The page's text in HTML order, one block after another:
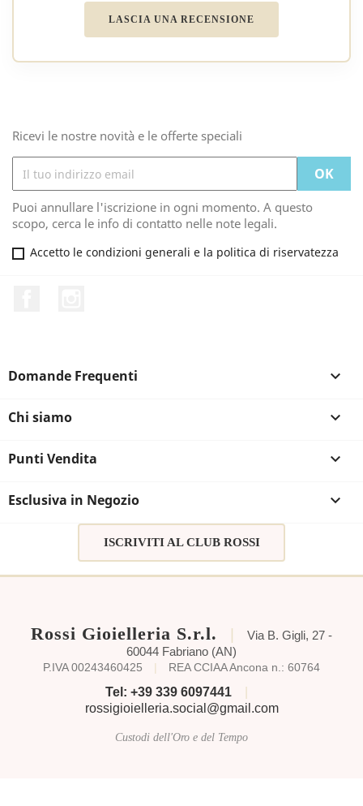
LASCIA UNA RECENSIONE
Ricevi le nostre novità e le offerte speciali
Puoi annullare l'iscrizione in ogni momento. A questo
scopo, cerca le info di contatto nelle note legali.
Accetto le condizioni generali e la politica di riservatezza
Domande Frequenti 
Chi siamo 
Punti Vendita 
Esclusiva in Negozio 
ISCRIVITI AL CLUB ROSSI
Rossi Gioielleria S.r.l. |
Via B. Gigli, 27 -
60044 Fabriano (AN)
P.IVA 00243460425 REA CCIAA Ancona n.: 60764
Tel: +39 339 6097441
rossigioielleria.social@gmail.com
Custodi dell'Oro e del Tempo